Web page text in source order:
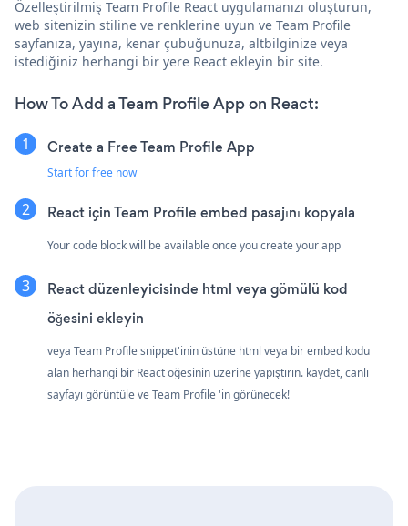
Özelleştirilmiş Team Profile React uygulamanızı oluşturun,
web sitenizin stiline ve renklerine uyun ve Team Profile
sayfanıza, yayına, kenar çubuğunuza, altbilginize veya
istediğiniz herhangi bir yere React ekleyin bir site.
How To Add a Team Profile App on React:
Create a Free Team Profile App
Start for free now
React için Team Profile embed pasajını kopyala
Your code block will be available once you create your app
React düzenleyicisinde html veya gömülü kod
öğesini ekleyin
veya Team Profile snippet'inin üstüne html veya bir embed kodu
alan herhangi bir React öğesinin üzerine yapıştırın. kaydet, canlı
sayfayı görüntüle ve Team Profile 'in görünecek!